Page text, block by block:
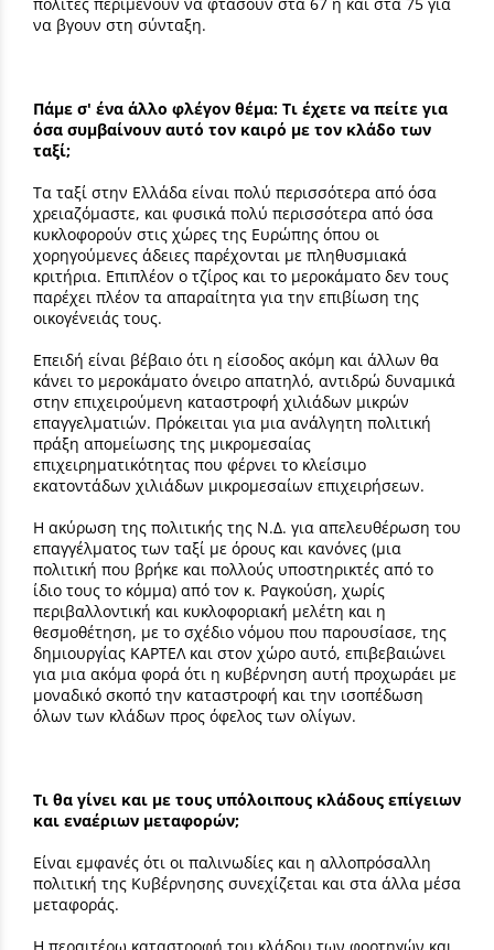
να βγουν στη σύνταξη.
Πάμε σ' ένα άλλο φλέγον θέμα: Τι έχετε να πείτε για
όσα συμβαίνουν αυτό τον καιρό με τον κλάδο των
ταξί;
Τα ταξί στην Ελλάδα είναι πολύ περισσότερα από όσα
χρειαζόμαστε, και φυσικά πολύ περισσότερα από όσα
κυκλοφορούν στις χώρες της Ευρώπης όπου οι
χορηγούμενες άδειες παρέχονται με πληθυσμιακά
κριτήρια. Επιπλέον ο τζίρος και το μεροκάματο δεν τους
παρέχει πλέον τα απαραίτητα για την επιβίωση της
οικογένειάς τους.
Επειδή είναι βέβαιο ότι η είσοδος ακόμη και άλλων θα
κάνει το μεροκάματο όνειρο απατηλό, αντιδρώ δυναμικά
στην επιχειρούμενη καταστροφή χιλιάδων μικρών
επαγγελματιών. Πρόκειται για μια ανάλγητη πολιτική
πράξη απομείωσης της μικρομεσαίας
επιχειρηματικότητας που φέρνει το κλείσιμο
εκατοντάδων χιλιάδων μικρομεσαίων επιχειρήσεων.
Η ακύρωση της πολιτικής της Ν.Δ. για απελευθέρωση του
επαγγέλματος των ταξί με όρους και κανόνες (μια
πολιτική που βρήκε και πολλούς υποστηρικτές από το
ίδιο τους το κόμμα) από τον κ. Ραγκούση, χωρίς
περιβαλλοντική και κυκλοφοριακή μελέτη και η
θεσμοθέτηση, με το σχέδιο νόμου που παρουσίασε, της
δημιουργίας ΚΑΡΤΕΛ και στον χώρο αυτό, επιβεβαιώνει
για μια ακόμα φορά ότι η κυβέρνηση αυτή προχωράει με
μοναδικό σκοπό την καταστροφή και την ισοπέδωση
όλων των κλάδων προς όφελος των ολίγων.
Τι θα γίνει και με τους υπόλοιπους κλάδους επίγειων
και εναέριων μεταφορών;
Είναι εμφανές ότι οι παλινωδίες και η αλλοπρόσαλλη
πολιτική της Κυβέρνησης συνεχίζεται και στα άλλα μέσα
μεταφοράς.